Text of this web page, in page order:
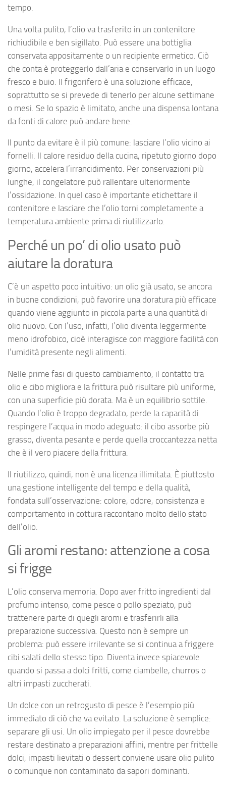
tempo.
Una volta pulito, l’olio va trasferito in un contenitore
richiudibile e ben sigillato. Può essere una bottiglia
conservata appositamente o un recipiente ermetico. Ciò
che conta è proteggerlo dall’aria e conservarlo in un luogo
fresco e buio. Il frigorifero è una soluzione efficace,
soprattutto se si prevede di tenerlo per alcune settimane
o mesi. Se lo spazio è limitato, anche una dispensa lontana
da fonti di calore può andare bene.
Il punto da evitare è il più comune: lasciare l’olio vicino ai
fornelli. Il calore residuo della cucina, ripetuto giorno dopo
giorno, accelera l’irrancidimento. Per conservazioni più
lunghe, il congelatore può rallentare ulteriormente
l’ossidazione. In quel caso è importante etichettare il
contenitore e lasciare che l’olio torni completamente a
temperatura ambiente prima di riutilizzarlo.
Perché un po’ di olio usato può
aiutare la doratura
C’è un aspetto poco intuitivo: un olio già usato, se ancora
in buone condizioni, può favorire una doratura più efficace
quando viene aggiunto in piccola parte a una quantità di
olio nuovo. Con l’uso, infatti, l’olio diventa leggermente
meno idrofobico, cioè interagisce con maggiore facilità con
l’umidità presente negli alimenti.
Nelle prime fasi di questo cambiamento, il contatto tra
olio e cibo migliora e la frittura può risultare più uniforme,
con una superficie più dorata. Ma è un equilibrio sottile.
Quando l’olio è troppo degradato, perde la capacità di
respingere l’acqua in modo adeguato: il cibo assorbe più
grasso, diventa pesante e perde quella croccantezza netta
che è il vero piacere della frittura.
Il riutilizzo, quindi, non è una licenza illimitata. È piuttosto
una gestione intelligente del tempo e della qualità,
fondata sull’osservazione: colore, odore, consistenza e
comportamento in cottura raccontano molto dello stato
dell’olio.
Gli aromi restano: attenzione a cosa
si frigge
L’olio conserva memoria. Dopo aver fritto ingredienti dal
profumo intenso, come pesce o pollo speziato, può
trattenere parte di quegli aromi e trasferirli alla
preparazione successiva. Questo non è sempre un
problema: può essere irrilevante se si continua a friggere
cibi salati dello stesso tipo. Diventa invece spiacevole
quando si passa a dolci fritti, come ciambelle, churros o
altri impasti zuccherati.
Un dolce con un retrogusto di pesce è l’esempio più
immediato di ciò che va evitato. La soluzione è semplice:
separare gli usi. Un olio impiegato per il pesce dovrebbe
restare destinato a preparazioni affini, mentre per frittelle
dolci, impasti lievitati o dessert conviene usare olio pulito
o comunque non contaminato da sapori dominanti.